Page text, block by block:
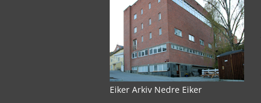
Eiker Arkiv Nedre Eiker